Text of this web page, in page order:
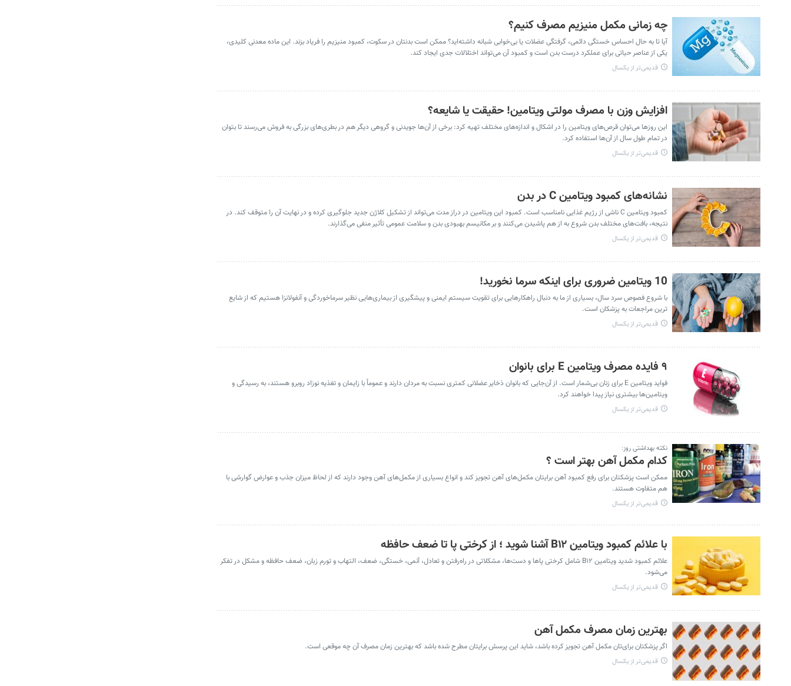
چه زمانی مکمل منیزیم مصرف کنیم؟
آیا تا به حال احساس خستگی دائمی، گرفتگی عضلات یا بی‌خوابی شبانه داشته‌اید؟ ممکن است بدنتان در سکوت، کمبود منیزیم را فریاد بزند. این ماده معدنی کلیدی،
یکی از عناصر حیاتی برای عملکرد درست بدن است و کمبود آن می‌تواند اختلالات جدی ایجاد کند.
قدیمی‌تر از یکسال
افزایش وزن با مصرف مولتی ویتامین! حقیقت یا شایعه؟
این روزها می‌توان قرص‌های ویتامین را در اشکال و اندازه‌های مختلف تهیه کرد: برخی از آن‌ها جویدنی و گروهی دیگر هم در بطری‌های بزرگی به فروش می‌رسند تا بتوان
در تمام طول سال از آن‌ها استفاده کرد.
قدیمی‌تر از یکسال
نشانه‌های کمبود ویتامین C در بدن
کمبود ویتامین C ناشی از رژیم غذایی نامناسب است. کمبود این ویتامین در دراز مدت می‌تواند از تشکیل کلاژن جدید جلوگیری کرده و در نهایت آن را متوقف کند. در
نتیجه، بافت‌های مختلف بدن شروع به از هم پاشیدن می‌کنند و بر مکانیسم بهبودی بدن و سلامت عمومی تأثیر منفی می‌گذارند.
قدیمی‌تر از یکسال
10 ویتامین ضروری برای اینکه سرما نخورید!
با شروع فصوص سرد سال، بسیاری از ما به دنبال راهکارهایی برای تقویت سیستم ایمنی و پیشگیری از بیماری‌هایی نظیر سرماخوردگی و آنفولانزا هستیم که از شایع
‌ترین مراجعات به پزشکان است.
قدیمی‌تر از یکسال
۹ فایده مصرف ویتامین E برای بانوان
فواید ویتامین E برای زنان بی‌شمار است. از آن‌جایی که بانوان ذخایر عضلانی کمتری نسبت به مردان دارند و عموماً با زایمان و تغذیه نوزاد روبرو هستند، به رسیدگی و
ویتامین‌ها بیشتری نیاز پیدا خواهند کرد.
قدیمی‌تر از یکسال
نکته بهداشتی روز:
کدام مکمل آهن بهتر است ؟
ممکن است پزشکتان برای رفع کمبود آهن برایتان مکمل‌های آهن تجویز کند و انواع بسیاری از مکمل‌های آهن وجود دارند که از لحاظ میزان جذب و عوارض گوارشی با
هم متفاوت هستند.
قدیمی‌تر از یکسال
با علائم کمبود ویتامین B۱۲ آشنا شوید ؛ از کرختی پا تا ضعف حافظه
علائم کمبود شدید ویتامین B۱۲ شامل کرختی پاها و دست‌ها، مشکلاتی در راه‌رفتن و تعادل، آنمی، خستگی، ضعف، التهاب و تورم زبان، ضعف حافظه و مشکل در تفکر
می‌شود.
قدیمی‌تر از یکسال
بهترین زمان مصرف مکمل آهن
اگر پزشکتان برای‌تان مکمل آهن تجویز کرده باشد، شاید این پرسش برایتان مطرح شده باشد که بهترین زمان مصرف آن چه موقعی است.
قدیمی‌تر از یکسال